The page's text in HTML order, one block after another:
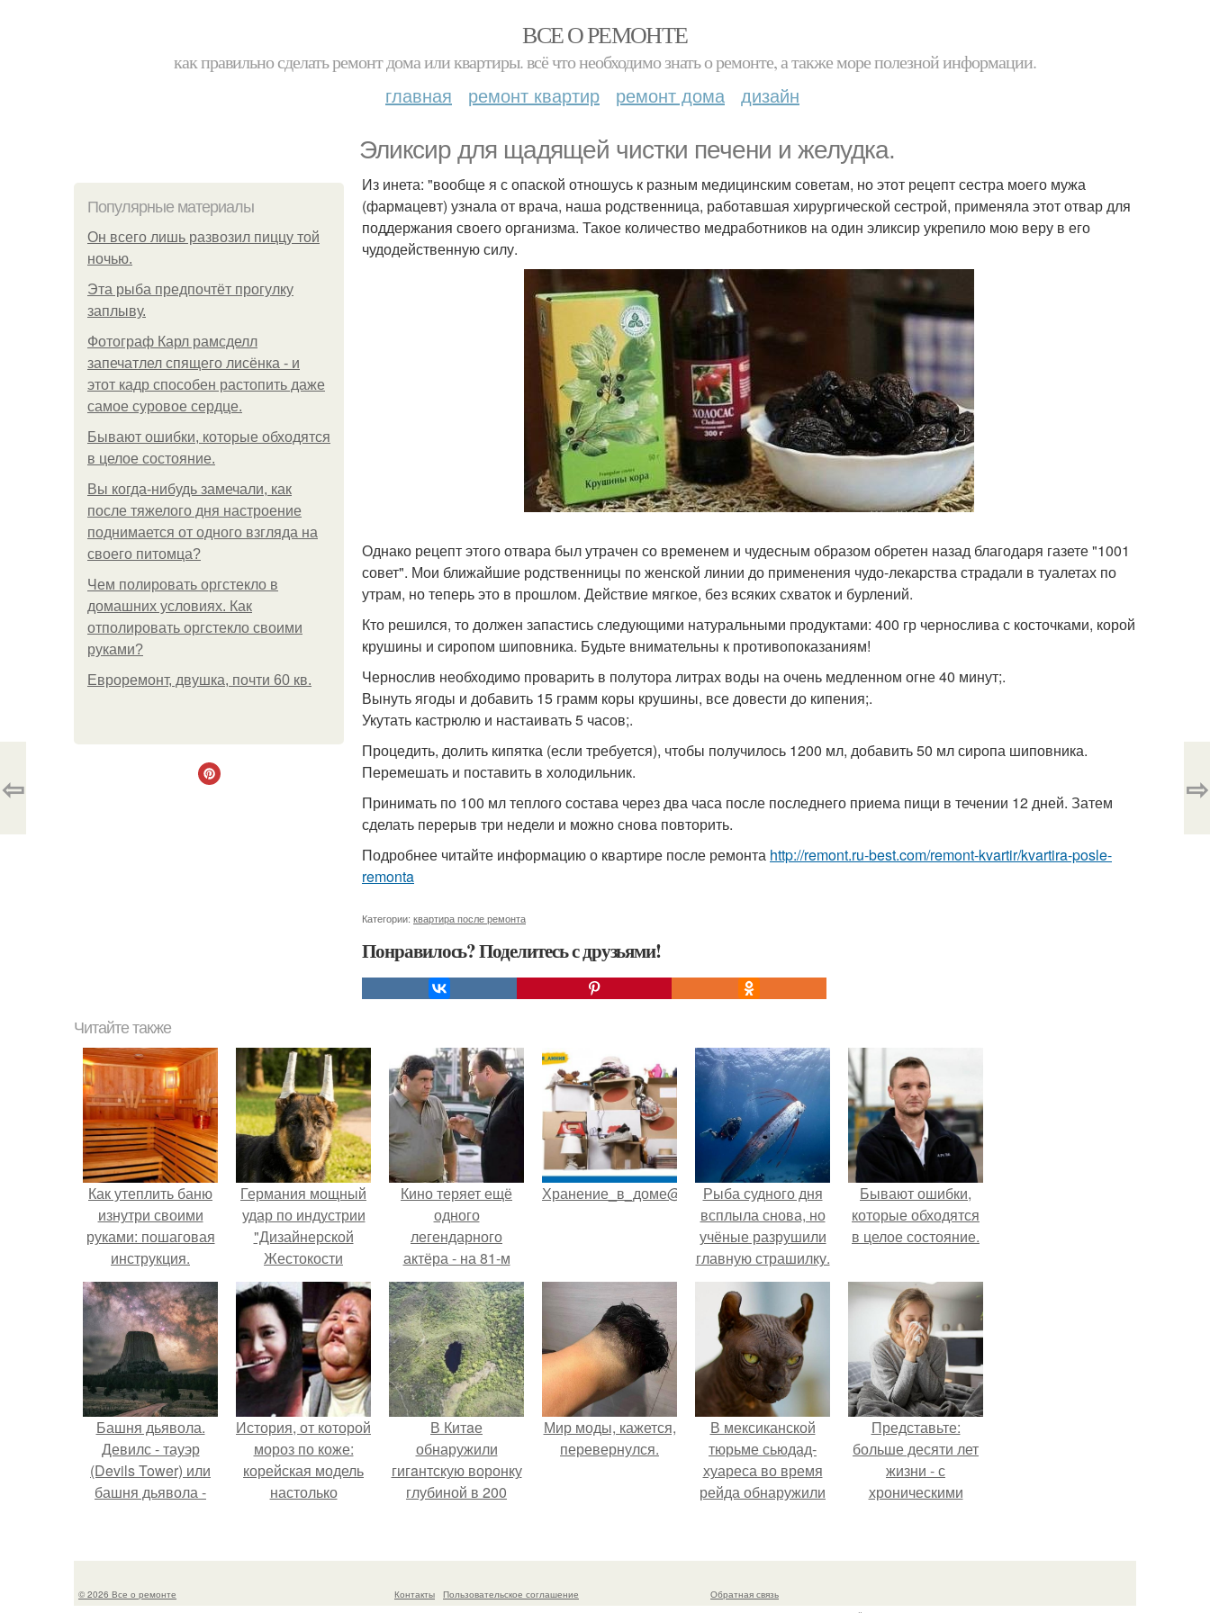
ВСЕ О РЕМОНТЕ
как правильно сделать ремонт дома или квартиры. всё что необходимо знать о ремонте, а также море полезной информации.
главная ремонт квартир ремонт дома дизайн
Эликсир для щадящей чистки печени и желудка.
Популярные материалы
Он всего лишь развозил пиццу той
ночью.
Эта рыба предпочтёт прогулку
заплыву.
Фотограф Карл рамсделл
запечатлел спящего лисёнка - и
этот кадр способен растопить даже
самое суровое сердце.
Бывают ошибки, которые обходятся
в целое состояние.
Вы когда-нибудь замечали, как
после тяжелого дня настроение
поднимается от одного взгляда на
своего питомца?
Чем полировать оргстекло в
домашних условиях. Как
отполировать оргстекло своими
руками?
Евроремонт, двушка, почти 60 кв.
Из инета: "вообще я с опаской отношусь к разным медицинским советам, но этот рецепт сестра моего мужа
(фармацевт) узнала от врача, наша родственница, работавшая хирургической сестрой, применяла этот отвар для
поддержания своего организма. Такое количество медработников на один эликсир укрепило мою веру в его
чудодейственную силу.
Однако рецепт этого отвара был утрачен со временем и чудесным образом обретен назад благодаря газете "1001
совет". Мои ближайшие родственницы по женской линии до применения чудо-лекарства страдали в туалетах по
утрам, но теперь это в прошлом. Действие мягкое, без всяких схваток и бурлений.
Кто решился, то должен запастись следующими натуральными продуктами: 400 гр чернослива с косточками, корой
крушины и сиропом шиповника. Будьте внимательны к противопоказаниям!
Чернослив необходимо проварить в полутора литрах воды на очень медленном огне 40 минут;.
Вынуть ягоды и добавить 15 грамм коры крушины, все довести до кипения;.
Укутать кастрюлю и настаивать 5 часов;.
Процедить, долить кипятка (если требуется), чтобы получилось 1200 мл, добавить 50 мл сиропа шиповника.
Перемешать и поставить в холодильник.
Принимать по 100 мл теплого состава через два часа после последнего приема пищи в течении 12 дней. Затем
сделать перерыв три недели и можно снова повторить.
Подробнее читайте информацию о квартире после ремонта http://remont.ru-best.com/remont-kvartir/kvartira-posle-
remonta
Категории: квартира после ремонта
Понравилось? Поделитесь с друзьями!
⇦ ⇨
Читайте также
Как утеплить баню
изнутри своими
руками: пошаговая
инструкция.
Германия мощный
удар по индустрии
"Дизайнерской
Жестокости
нанесла".
Кино теряет ещё
одного
легендарного
актёра - на 81-м
году жизни не стало
Винсента пасторе.
Хранение_в_доме@Castorama.Рыба судного дня
всплыла снова, но
учёные разрушили
главную страшилку.
Бывают ошибки,
которые обходятся
в целое состояние.
Башня дьявола.
Девилс - тауэр
(Devils Tower) или
башня дьявола -
происхождения
уровнем моря.
История, от которой
мороз по коже:
корейская модель
настолько
вколола себе в
В Китaе
обнаружили
гигaнтскую воронку
глубиной в 200
лесом внутри.
Мир моды, кажется,
перевернулся.
В мексиканской
тюрьме сьюдад-
хуареса во время
рейда обнаружили
татуировками.
Представьте:
больше десяти лет
жизни - с
хроническими
© 2026 Все о ремонте Контакты
Пользовательское соглашение
Обратная связь